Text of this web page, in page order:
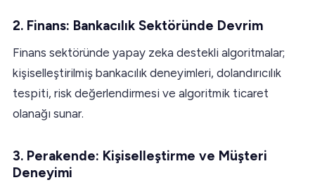
2. Finans: Bankacılık Sektöründe Devrim
Finans sektöründe yapay zeka destekli algoritmalar;
kişiselleştirilmiş bankacılık deneyimleri, dolandırıcılık
tespiti, risk değerlendirmesi ve algoritmik ticaret
olanağı sunar.
3. Perakende: Kişiselleştirme ve Müşteri
Deneyimi